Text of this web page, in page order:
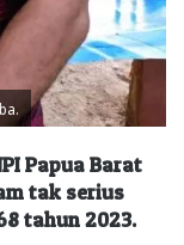
Papua Barat
tak serius
tahun 2023.